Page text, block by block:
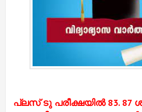
പ്ലസ് ടു പരീക്ഷയില്‍ 83. 87